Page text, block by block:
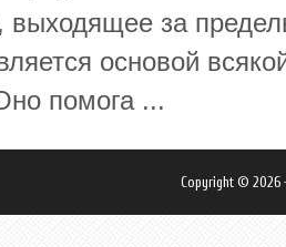
выходящее за
основой
помога ...
Copyright © 2026